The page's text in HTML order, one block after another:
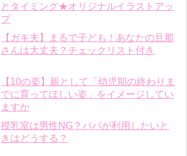
とタイミング★オリジナルイラストアッ
プ
【ガキ夫】まるで子ども！あなたの旦那
さんは大丈夫？チェックリスト付き
【10の姿】親として「幼児期の終わりま
でに育ってほしい姿」をイメージしてい
ますか
授乳室は男性NG？パパが利用したいと
きはどうする？